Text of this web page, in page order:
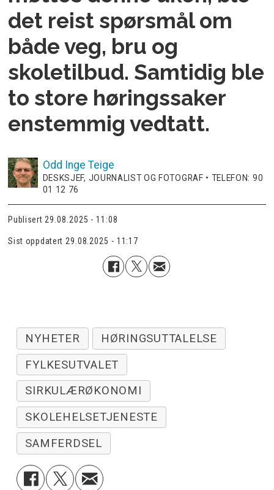
det reist spørsmål om
både veg, bru og
skoletilbud. Samtidig ble
to store høringssaker
enstemmig vedtatt.
Odd Inge Teige
DESKSJEF, JOURNALIST OG FOTOGRAF • TELEFON: 90
01 12 76
Publisert 29.08.2025 - 11:08
Sist oppdatert 29.08.2025 - 11:17
NYHETER
HØRINGSUTTALELSE
FYLKESUTVALET
SIRKULÆRØKONOMI
SKOLEHELSETJENESTE
SAMFERDSEL